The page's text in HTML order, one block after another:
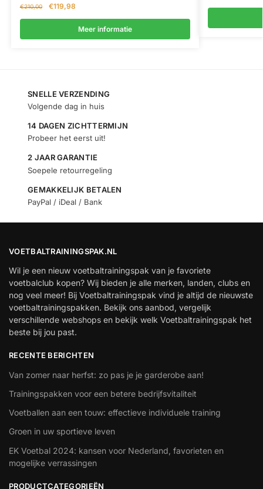
€210,00 €119,98
Meer informatie
SNELLE VERZENDING
Volgende dag in huis
14 DAGEN ZICHTTERMIJN
Probeer het eerst uit!
2 JAAR GARANTIE
Soepele retourregeling
GEMAKKELIJK BETALEN
PayPal / iDeal / Bank
VOETBALTRAININGSPAK.NL
Wil je een nieuw voetbaltrainingspak van je favoriete
voetbalclub kopen? Wij bieden je alle merken, landen, clubs en
nog veel meer! Bij Voetbaltrainingspak vind je altijd de nieuwste
voetbaltrainingspakken. Bekijk ons aanbod, vergelijk
verschillende webshops en bekijk welk Voetbaltrainingspak het
beste bij jou past.
RECENTE BERICHTEN
Van zomer naar herfst: zo pas je je garderobe aan!
Trainingspakken voor een betere bedrijfsvitaliteit
Voetballen aan een touw: effectieve individuele training
Groen in uw sportieve leven
EK Voetbal 2024: kansen voor Nederland, favorieten en
mogelijke verrassingen
PRODUCTCATEGORIEËN